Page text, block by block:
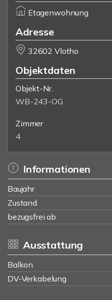
Etagenwohnung
Adresse
32602 Vlotho
Objektdaten
Objekt-Nr.
WB-243-OG
Zimmer
4
Informationen
Baujahr
Zustand
bezugsfrei ab
Ausstattung
Balkon
DV-Verkabelung